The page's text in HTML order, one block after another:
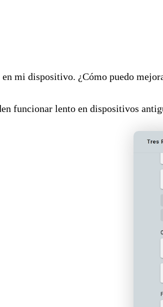
mi dispositivo. ¿Cómo puedo
funcionar lento en dispositivos